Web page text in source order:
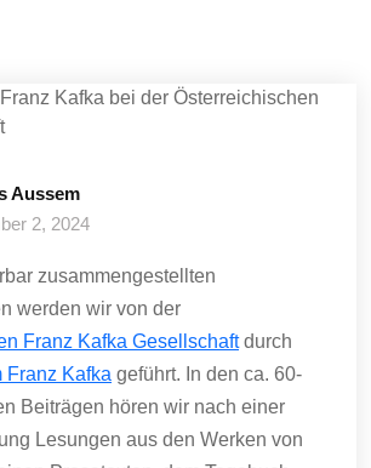
Aussem
2, 2024
zusammengestellten
werden wir von der
Franz Kafka Gesellschaftdurch
Franz Kafka geführt. In den ca. 60-
Beiträgen hören wir nach einer
Lesungen aus den Werken von